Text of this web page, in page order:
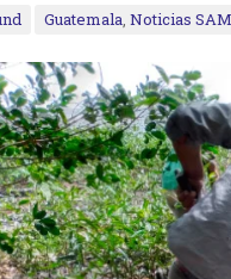
Guatemala, Noticias SAM